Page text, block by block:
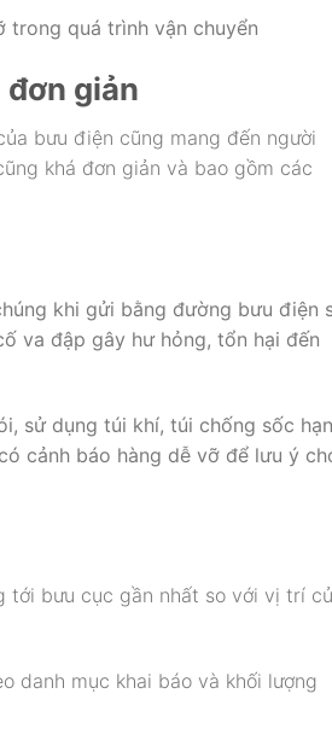
quá trình vận chuyển
giản
bưu điện cũng mang đến người
khá đơn giản và bao gồm các
khi gửi bằng đường bưu điện
va đập gây hư hỏng, tổn hại đến
sử dụng túi khí, túi chống sốc hạn
cảnh báo hàng dễ vỡ để lưu ý
tới bưu cục gần nhất so với vị trí
danh mục khai báo và khối lượng